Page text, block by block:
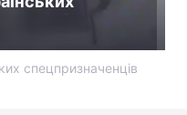
спецпризначенців